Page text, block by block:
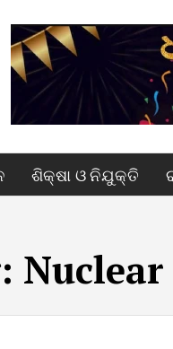
ଶିକ୍ଷା ଓ ନିଯୁକ୍ତି